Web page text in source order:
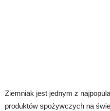
Ziemniak jest jednym z
produktów spożywczych na